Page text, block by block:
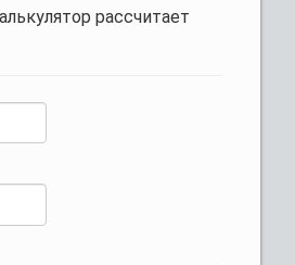
рассчитает